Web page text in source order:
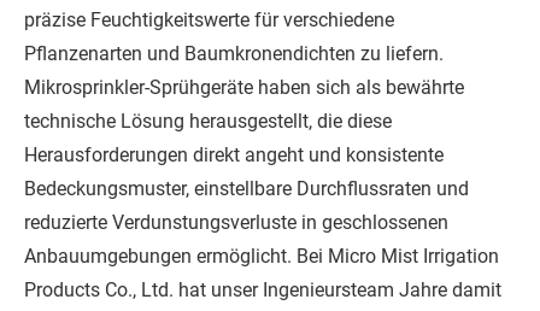
präzise Feuchtigkeitswerte für verschiedene
Pflanzenarten und Baumkronendichten zu liefern.
Mikrosprinkler-Sprühgeräte haben sich als bewährte
technische Lösung herausgestellt, die diese
Herausforderungen direkt angeht und konsistente
Bedeckungsmuster, einstellbare Durchflussraten und
reduzierte Verdunstungsverluste in geschlossenen
Anbauumgebungen ermöglicht. Bei Micro Mist Irrigation
Products Co., Ltd. hat unser Ingenieursteam Jahre damit